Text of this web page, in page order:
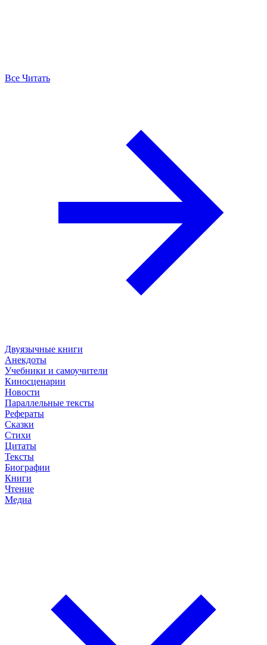
Все Читать
Двуязычные книги
Анекдоты
Учебники и самоучители
Киносценарии
Новости
Параллельные тексты
Рефераты
Сказки
Стихи
Цитаты
Тексты
Биографии
Книги
Чтение
Медиа